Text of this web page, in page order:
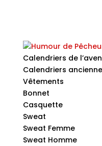
Calendriers de
Calendriers
Vêtements
Bonnet
Casquette
Sweat
Sweat Femme
Sweat Homme